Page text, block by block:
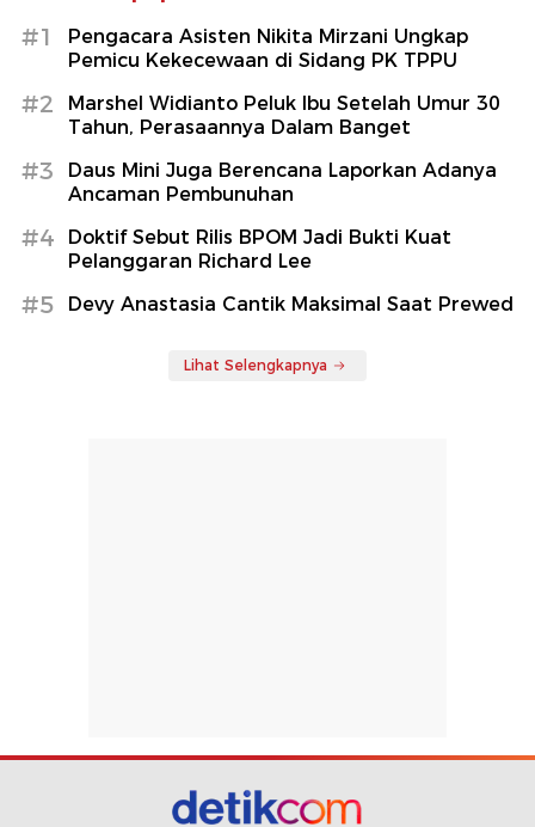
#1
Pengacara Asisten Nikita Mirzani Ungkap
Pemicu Kekecewaan di Sidang PK TPPU
#2
Marshel Widianto Peluk Ibu Setelah Umur 30
Tahun, Perasaannya Dalam Banget
#3
Daus Mini Juga Berencana Laporkan Adanya
Ancaman Pembunuhan
#4
Doktif Sebut Rilis BPOM Jadi Bukti Kuat
Pelanggaran Richard Lee
#5 Devy Anastasia Cantik Maksimal Saat Prewed
Lihat Selengkapnya